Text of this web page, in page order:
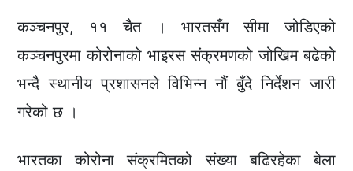
कञ्चनपुर, ११ चैत । भारतसँग सीमा जोडिएको
कञ्चनपुरमा कोरोनाको भाइरस संक्रमणको जोखिम बढेको
भन्दै स्थानीय प्रशासनले विभिन्न नौं बुँदे निर्देशन जारी
गरेको छ ।
भारतका कोरोना संक्रमितको संख्या बढिरहेका बेला